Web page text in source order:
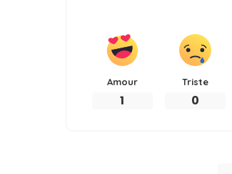
Amour
1
Triste
0